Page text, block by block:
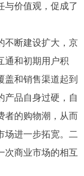
与价值观，促成了
不断建设扩大，京
通和初期用户积
盖和销售渠道起到
产品自身过硬，自
者的购物潮，从而
场进一步拓宽。二
次商业市场的相互